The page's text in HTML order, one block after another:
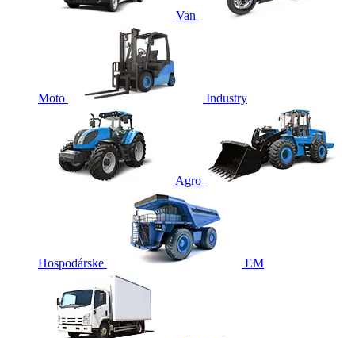
Van
Moto Industry
Agro
Hospodárske EM